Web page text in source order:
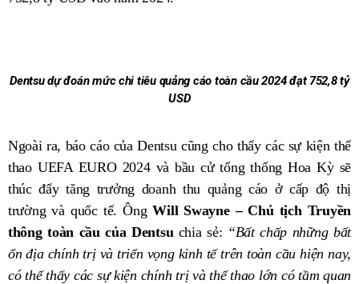
Dentsu dự đoán mức chi tiêu quảng cáo toàn cầu 2024 đạt 752,8 tỷ
USD
Ngoài ra, báo cáo của Dentsu cũng cho thấy các sự kiện thể
thao UEFA EURO 2024 và bầu cử tổng thống Hoa Kỳ sẽ
thúc đẩy tăng trưởng doanh thu quảng cáo ở cấp độ thị
trường và quốc tế. Ông Will Swayne – Chủ tịch Truyền
thông toàn cầu của Dentsu chia sẻ: “Bất chấp những bất
ổn địa chính trị và triển vọng kinh tế trên toàn cầu hiện nay,
có thể thấy các sự kiện chính trị và thể thao lớn có tầm quan